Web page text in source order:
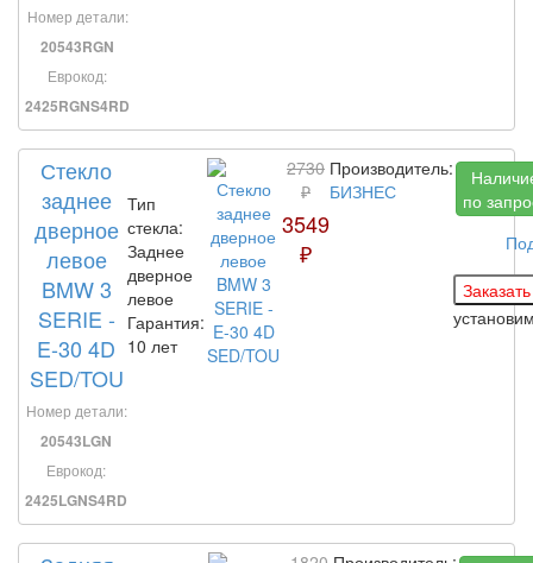
Номер детали:
20543RGN
Еврокод:
2425RGNS4RD
Стекло
заднее
дверное
левое
BMW 3
SERIE -
E-30 4D
SED/TOU
Номер детали:
20543LGN
Еврокод:
2425LGNS4RD
Тип
стекла:
Заднее
дверное
левое
Гарантия:
10 лет
2730
₽
3549
₽
Производитель:
БИЗНЕС
по